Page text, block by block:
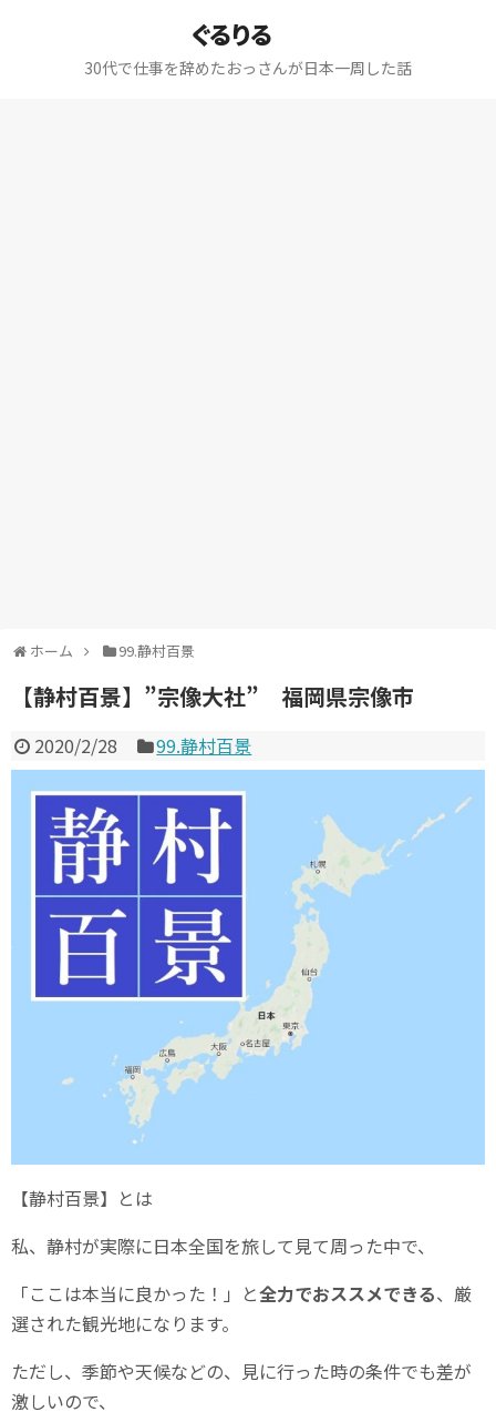
ぐるりる
30代で仕事を辞めたおっさんが日本一周した話
ホーム 99.静村百景
【静村百景】”宗像大社” 福岡県宗像市
2020/2/28 99.静村百景
【静村百景】とは
私、静村が実際に日本全国を旅して見て周った中で、
「ここは本当に良かった！」と全力でおススメできる、厳
選された観光地になります。
ただし、季節や天候などの、見に行った時の条件でも差が
激しいので、